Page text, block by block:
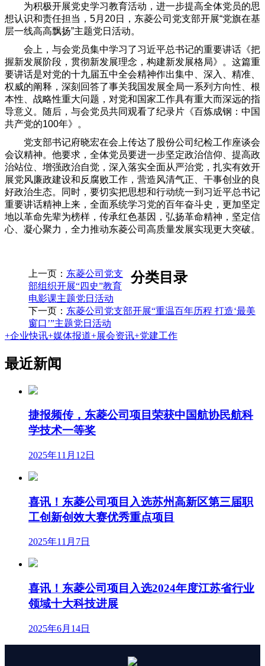
为积极开展党史学习教育活动，进一步提高全体党员的思
想认识和责任担当，5月20日，东菱公司党支部开展“党旗在基
层一线高高飘扬”主题党日活动。
会上，与会党员集中学习了习近平总书记的重要讲话《把
握新发展阶段，贯彻新发展理念，构建新发展格局》。这篇重
要讲话是对党的十九届五中全会精神作出集中、深入、精准、
权威的阐释，深刻回答了事关我国发展全局一系列方向性、根
本性、战略性重大问题，对党和国家工作具有重大而深远的指
导意义。随后，与会党员共同观看了纪录片《百炼成钢：中国
共产党的100年》。
党支部书记府晓宏在会上传达了股份公司纪检工作座谈会
会议精神。他要求，全体党员要进一步坚定政治信仰、提高政
治站位、增强政治自觉，深入落实全面从严治党，扎实有效开
展党风廉政建设和反腐败工作，营造风清气正、干事创业的良
好政治生态。同时，要切实把思想和行动统一到习近平总书记
重要讲话精神上来，全面系统学习党的百年奋斗史，更加坚定
地以革命先辈为榜样，传承红色基因，弘扬革命精神，坚定信
心、凝心聚力，全力推动东菱公司高质量发展实现更大突破。
上一页： 东菱公司党支
部组织开展“四史”教育
电影课主题党日活动
下一页： 东菱公司党支部开展“重温百年历程 打造‘最美
窗口’”主题党日活动
分类目录
+企业快讯+媒体报道+展会资讯+党建工作
最近新闻
捷报频传，东菱公司项目荣获中国航协民航科
学技术一等奖
2025年11月12日
喜讯！东菱公司项目入选苏州高新区第三届职
工创新创效大赛优秀重点项目
2025年11月7日
喜讯！东菱公司项目入选2024年度江苏省行业
领域十大科技进展
2025年6月14日